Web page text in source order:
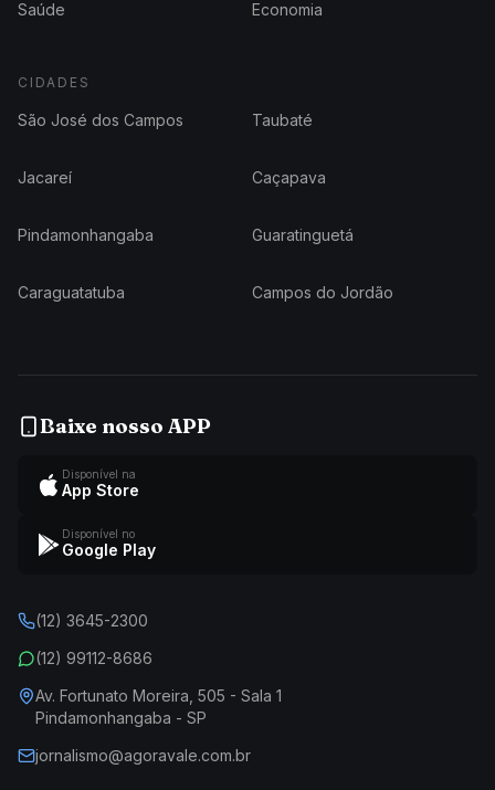
Saúde Economia
CIDADES
São José dos Campos Taubaté
Jacareí Caçapava
Pindamonhangaba Guaratinguetá
Caraguatatuba Campos do Jordão
Baixe nosso APP
Disponível na
App Store
Disponível no
Google Play
(12) 3645-2300
(12) 99112-8686
Av. Fortunato Moreira, 505 - Sala 1
Pindamonhangaba - SP
jornalismo@agoravale.com.br